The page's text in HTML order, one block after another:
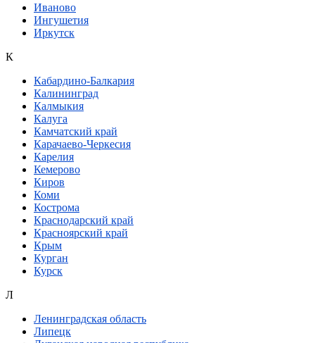
Иваново
Ингушетия
Иркутск
К
Кабардино-Балкария
Калининград
Калмыкия
Калуга
Камчатский край
Карачаево-Черкесия
Карелия
Кемерово
Киров
Коми
Кострома
Краснодарский край
Красноярский край
Крым
Курган
Курск
Л
Ленинградская область
Липецк